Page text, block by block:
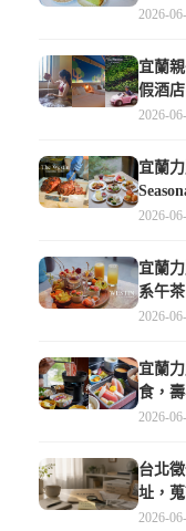
的台北
2026-
宜蘭
假酒
俱樂部
2026-
宜蘭
2026-
宜蘭
系午
2026-
宜蘭
食，
2026-
台北
址，
2026-